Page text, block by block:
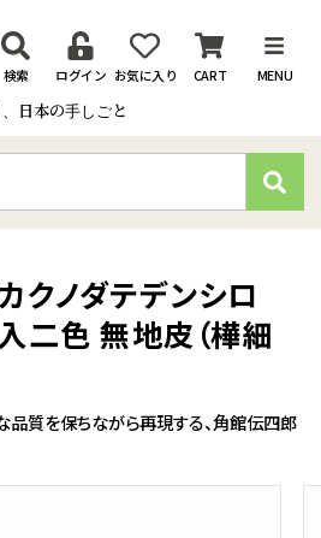
日本の手しごと
検索 ログイン お気に入り CART MENU
検
索
品質を保ちながら再現する、角館伝四郎
クノダテデンシロ
二色 無地皮（樺細